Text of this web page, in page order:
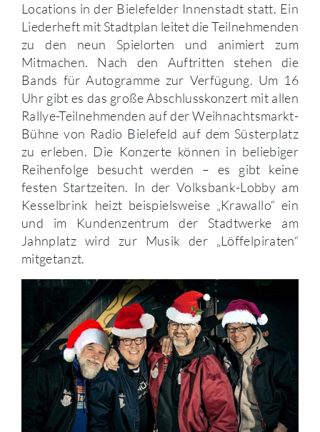
Locations in der Bielefelder Innenstadt statt. Ein
Liederheft mit Stadtplan leitet die Teilnehmenden
zu den neun Spielorten und animiert zum
Mitmachen. Nach den Auftritten stehen die
Bands für Autogramme zur Verfügung. Um 16
Uhr gibt es das große Abschlusskonzert mit allen
Rallye-Teilnehmenden auf der Weihnachtsmarkt-
Bühne von Radio Bielefeld auf dem Süsterplatz
zu erleben. Die Konzerte können in beliebiger
Reihenfolge besucht werden – es gibt keine
festen Startzeiten. In der Volksbank-Lobby am
Kesselbrink heizt beispielsweise „Krawallo“ ein
und im Kundenzentrum der Stadtwerke am
Jahnplatz wird zur Musik der „Löffelpiraten“
mitgetanzt.